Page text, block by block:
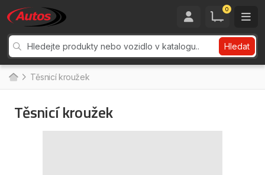
0
Hledat
Těsnicí kroužek
Těsnicí kroužek